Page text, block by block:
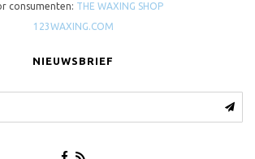
consumenten: THE WAXING SHOP
123WAXING.COM
NIEUWSBRIEF